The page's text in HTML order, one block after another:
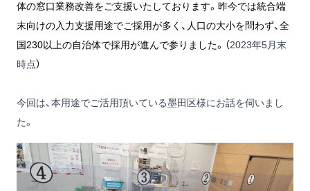
体の窓口業務改善をご支援いたしております。昨今では統合端
末向けの入力支援用途でご採用が多く、人口の大小を問わず、全
国230以上の自治体で採用が進んで参りました。（2023年5月末
時点）
今回は、本用途でご活用頂いている墨田区様にお話を伺いまし
た。